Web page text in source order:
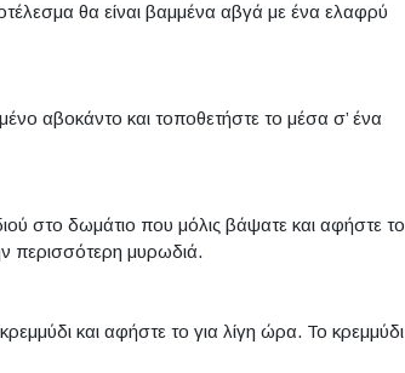
θα είναι βαμμένα αβγά με ένα ελαφρύ
αβοκάντο και τοποθετήστε το μέσα σ’ ένα
στο δωμάτιο που μόλις βάψατε και αφήστε το
περισσότερη μυρωδιά.
και αφήστε το για λίγη ώρα. Το κρεμμύδι